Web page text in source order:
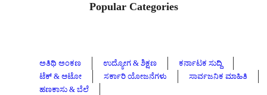
Popular Categories
ಅತಿಥಿ ಅಂಕಣ ಉದ್ಯೋಗ & ಶಿಕ್ಷಣ
ಕರ್ನಾಟಕ ಸುದ್ದಿ
ಟೆಕ್ & ಆಟೋ
ಸರ್ಕಾರಿ ಯೋಜನೆಗಳು
ಸಾರ್ವಜನಿಕ ಮಾಹಿತಿ
ಹಣಕಾಸು & ಬೆಲೆ